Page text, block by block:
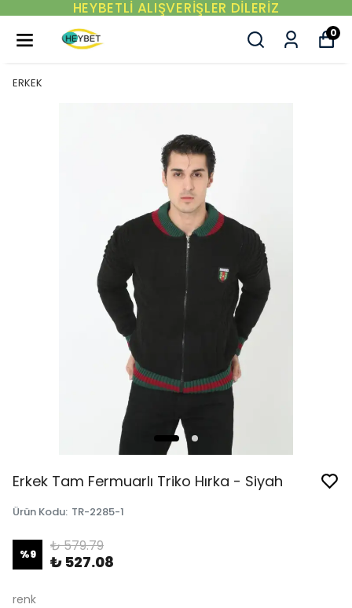
YENI SEZON ÜRÜNLER
0
ERKEK
Erkek Tam Fermuarlı Triko Hırka - Siyah
Ürün Kodu: TR-2285-1
%9 ₺ 579.79
₺ 527.08
renk